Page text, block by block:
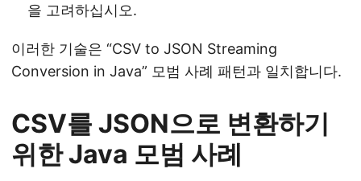
을 고려하십시오.
이러한 기술은 “CSV to JSON Streaming
Conversion in Java” 모범 사례 패턴과 일치합니다.
CSV를 JSON으로 변환하기
위한 Java 모범 사례